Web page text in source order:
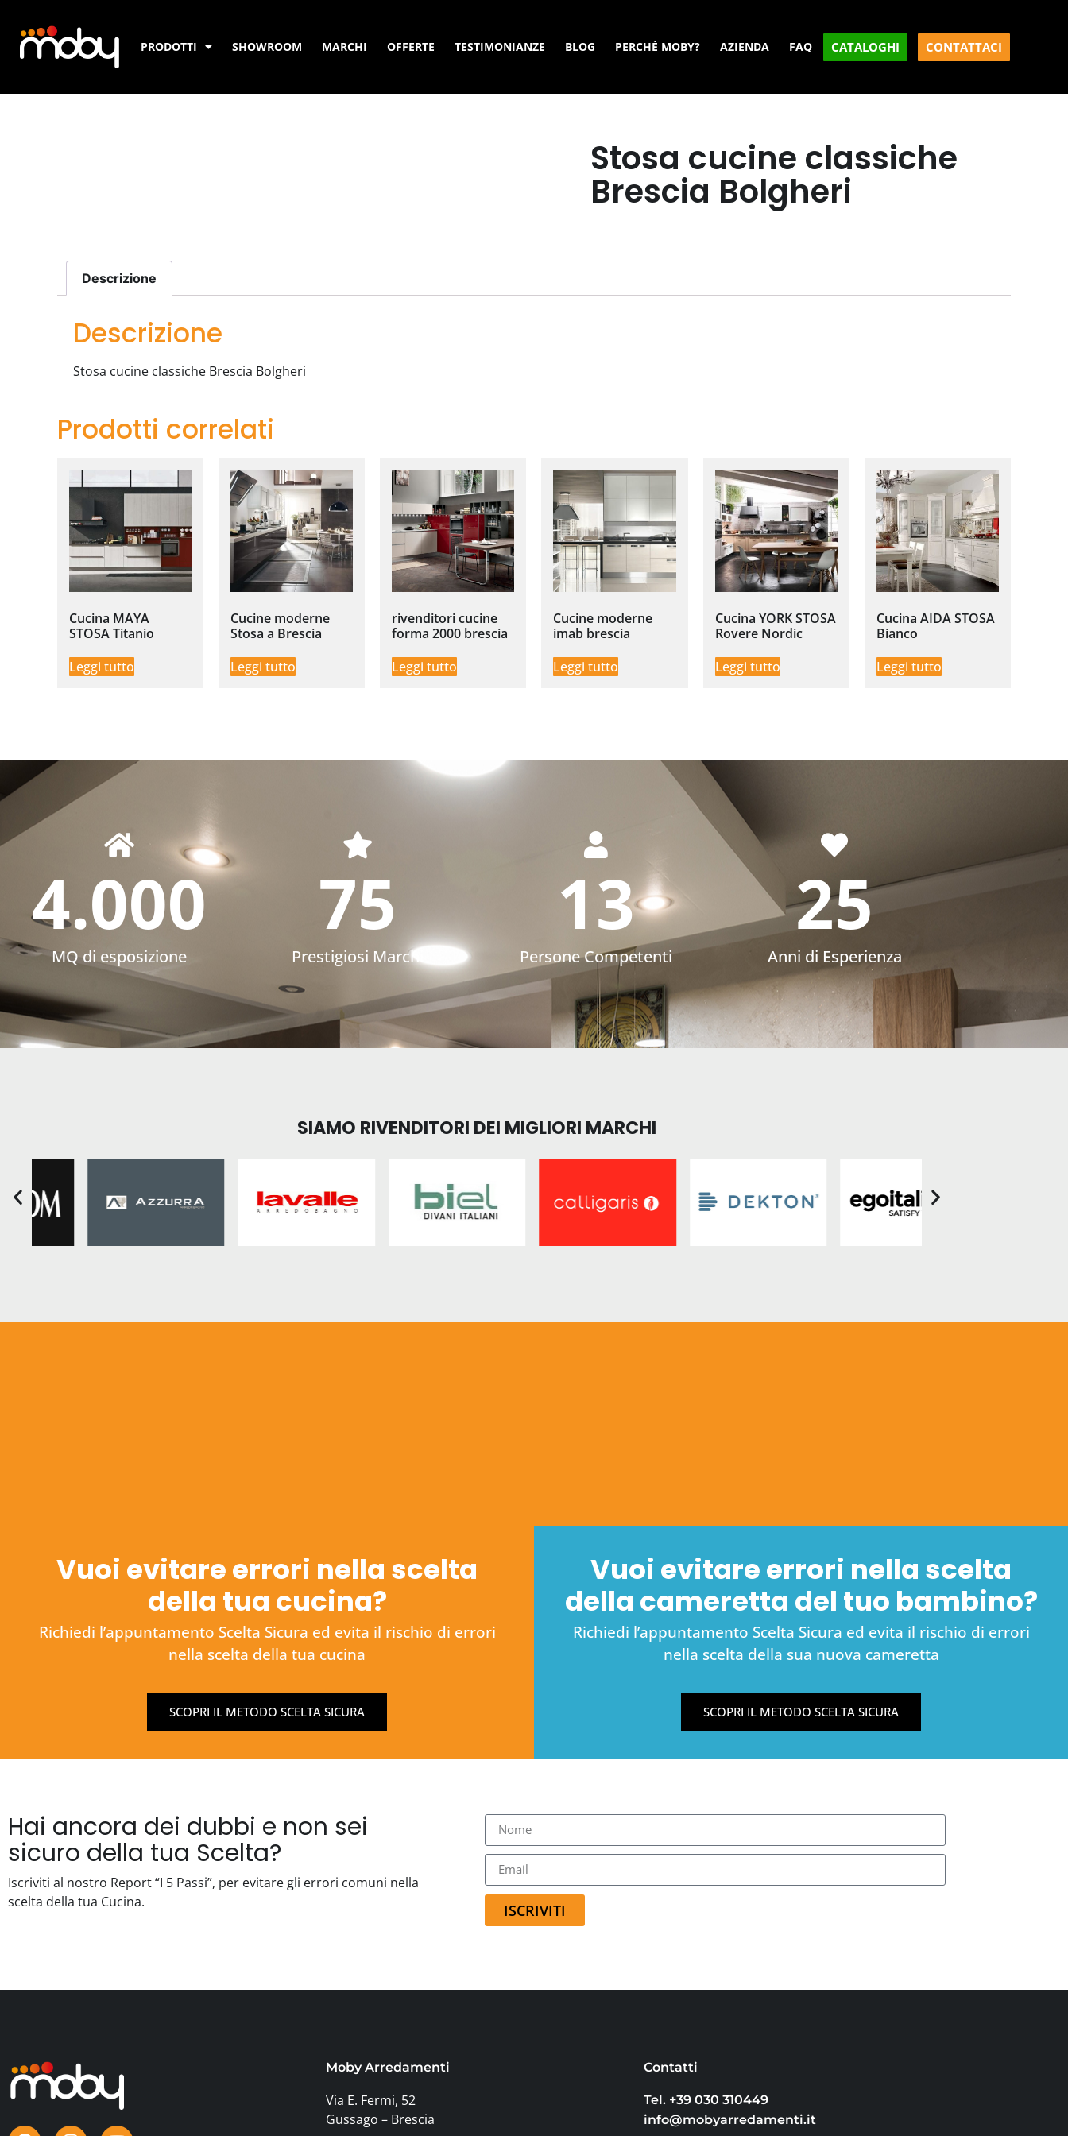
PRODOTTI SHOWROOM MARCHI OFFERTE TESTIMONIANZE BLOG PERCHÈ MOBY? AZIENDA FAQ CATALOGHI CONTATTACI
Stosa cucine classiche
Brescia Bolgheri
Descrizione
Descrizione
Stosa cucine classiche Brescia Bolgheri
Prodotti correlati
Cucina MAYA
STOSA Titanio
Leggi tutto
Cucine moderne
Stosa a Brescia
Leggi tutto
rivenditori cucine
forma 2000 brescia
Leggi tutto
Cucine moderne
imab brescia
Leggi tutto
Cucina YORK STOSA
Rovere Nordic
Leggi tutto
Cucina AIDA STOSA
Bianco
Leggi tutto
MQ di esposizione
4.000
Prestigiosi Marchi
75
Persone Competenti
13
Anni di Esperienza
25
SIAMO RIVENDITORI DEI MIGLIORI MARCHI
Vuoi evitare errori nella scelta
della tua cucina?
Richiedi l’appuntamento Scelta Sicura ed evita il rischio di errori
nella scelta della tua cucina
SCOPRI IL METODO SCELTA SICURA
Vuoi evitare errori nella scelta
della cameretta del tuo bambino?
Richiedi l’appuntamento Scelta Sicura ed evita il rischio di errori
nella scelta della sua nuova cameretta
SCOPRI IL METODO SCELTA SICURA
Hai ancora dei dubbi e non sei
sicuro della tua Scelta?
Iscriviti al nostro Report “I 5 Passi”, per evitare gli errori comuni nella
scelta della tua Cucina.
ISCRIVITI
Moby Arredamenti
Via E. Fermi, 52
Gussago – Brescia
Contatti
Tel. +39 030 310449
info@mobyarredamenti.it